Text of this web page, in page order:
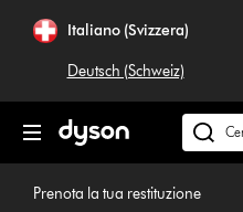
navigazioneItaliano (Svizzera)
Deutsch (Schweiz)
Cerca
su
dyson.ch
Prenota la tua restituzione